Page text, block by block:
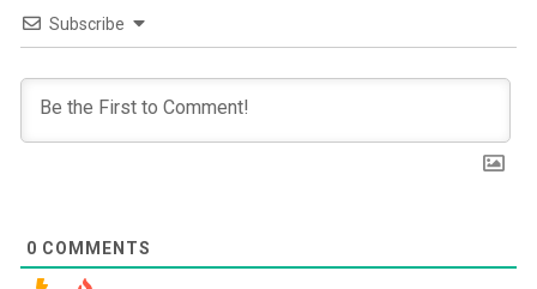
Subscribe
0 COMMENTS